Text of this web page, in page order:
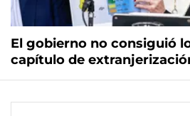
El gobierno no consiguió
capítulo de